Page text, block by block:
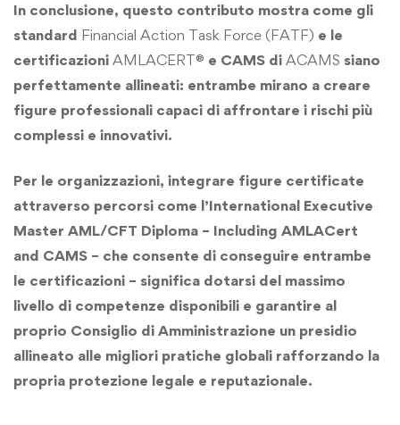
In conclusione, questo contributo mostra come gli
standard Financial Action Task Force (FATF) e le
certificazioni AMLACERT® e CAMS di ACAMS siano
perfettamente allineati: entrambe mirano a creare
figure professionali capaci di affrontare i rischi più
complessi e innovativi.
Per le organizzazioni, integrare figure certificate
attraverso percorsi come l’International Executive
Master AML/CFT Diploma – Including AMLACert
and CAMS – che consente di conseguire entrambe
le certificazioni – significa dotarsi del massimo
livello di competenze disponibili e garantire al
proprio Consiglio di Amministrazione un presidio
allineato alle migliori pratiche globali rafforzando la
propria protezione legale e reputazionale.